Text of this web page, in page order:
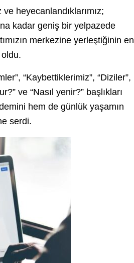
heyecanlandıklarımız;
kadar geniş bir yelpazede
merkezine yerleştiğinin en
oldu.
“Kaybettiklerimiz”, “Diziler”,
ve “Nasıl yenir?” başlıkları
hem de günlük yaşamın
serdi.